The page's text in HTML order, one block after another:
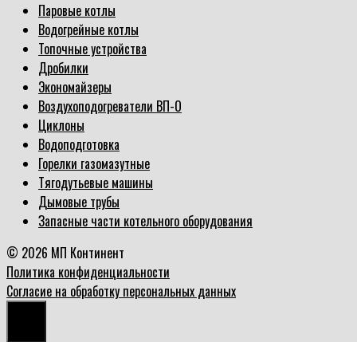
Паровые котлы
Водогрейные котлы
Топочные устройства
Дробилки
Экономайзеры
Воздухоподогреватели ВП-О
Циклоны
Водоподготовка
Горелки газомазутные
Тягодутьевые машины
Дымовые трубы
Запасные части котельного оборудования
© 2026 МП Континент
Политика конфиденциальности
Согласие на обработку персональных данных